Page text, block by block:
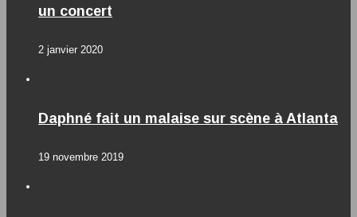
un concert
2 janvier 2020
Daphné fait un malaise sur scène à Atlanta
19 novembre 2019